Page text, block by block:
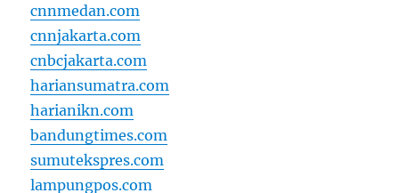
cnnmedan.com
cnnjakarta.com
cnbcjakarta.com
hariansumatra.com
harianikn.com
bandungtimes.com
sumutekspres.com
lampungpos.com